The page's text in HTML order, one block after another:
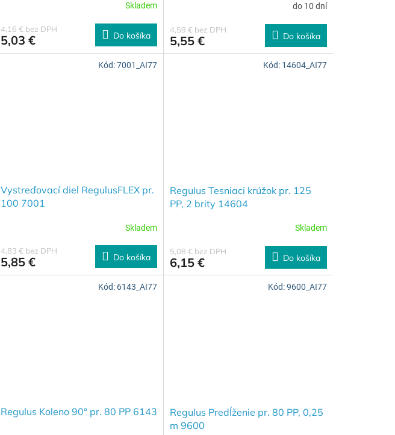
Skladem
4,16 € bez DPH
5,03 € Do košíka
do 10 dní
4,59 € bez DPH
5,55 € Do košíka
Vystreďovací diel RegulusFLEX pr.
100 7001
Skladem
4,83 € bez DPH
5,85 € Do košíka
Kód:7001_AI77
Regulus Tesniaci krúžok pr. 125
PP, 2 brity 14604
Skladem
5,08 € bez DPH
6,15 € Do košíka
Kód: 14604_AI77
Regulus Koleno 90° pr. 80 PP 6143
Kód: 6143_AI77
Regulus Predĺženie pr. 80 PP, 0,25
m 9600
Kód:9600_AI77